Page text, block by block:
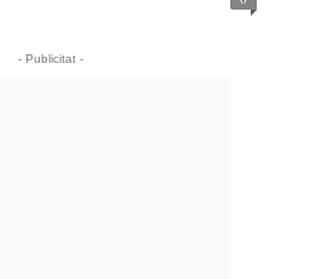
- Publicitat -